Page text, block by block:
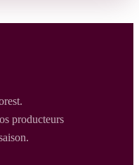
producteurs